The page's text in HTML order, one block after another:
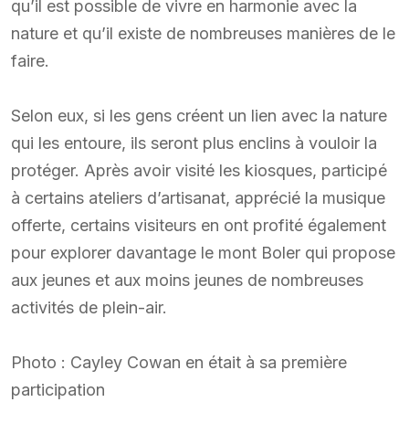
qu’il est possible de vivre en harmonie avec la
nature et qu’il existe de nombreuses manières de le
faire.
Selon eux, si les gens créent un lien avec la nature
qui les entoure, ils seront plus enclins à vouloir la
protéger. Après avoir visité les kiosques, participé
à certains ateliers d’artisanat, apprécié la musique
offerte, certains visiteurs en ont profité également
pour explorer davantage le mont Boler qui propose
aux jeunes et aux moins jeunes de nombreuses
activités de plein-air.
Photo : Cayley Cowan en était à sa première
participation